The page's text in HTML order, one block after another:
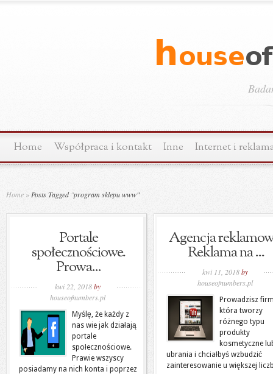
Home Współpraca i kontakt Inne Internet i
Home » Posts Tagged "program sklepu www"
Portale
społecznościowe.
Prowa...
kwi 22, 2018by
houseofnumbers.pl
Myślę, że każdy z
nas wie jak działają
portale
społecznościowe.
Prawie wszyscy
posiadamy na nich konta i poprzez
Agencja
Reklama na ...
kwi 11, 2018by
houseofnumbers.pl
Prowadzisz
która tworzy
różnego typu
produkty
kosmetyczne
ubrania i chciałbyś wzbudzić
zainteresowanie u większej